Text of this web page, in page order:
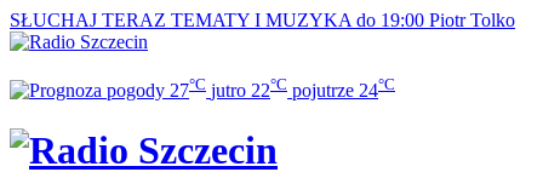
SŁUCHAJ TERAZ TEMATY I MUZYKA do 19:00 Piotr Tolko
27°C jutro 22°C pojutrze 24°C